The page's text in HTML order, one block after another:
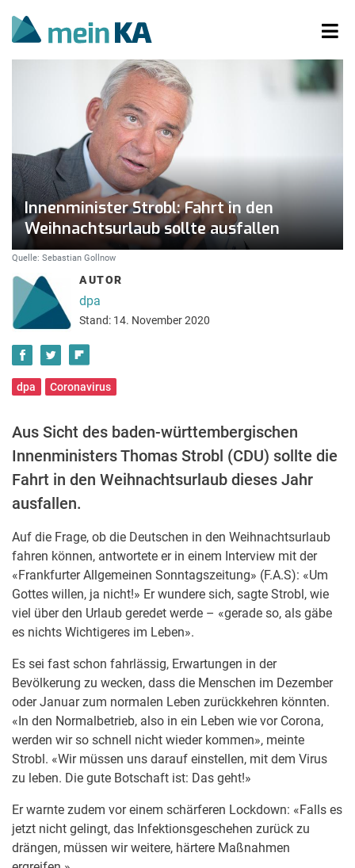
Innenminister Strobl: Fahrt in den
Weihnachtsurlaub sollte ausfallen
Quelle: Sebastian Gollnow
AUTOR
dpa
Stand: 14. November 2020
dpa Coronavirus
Aus Sicht des baden-württembergischen
Innenministers Thomas Strobl (CDU) sollte die
Fahrt in den Weihnachtsurlaub dieses Jahr
ausfallen.
Auf die Frage, ob die Deutschen in den Weihnachtsurlaub
fahren können, antwortete er in einem Interview mit der
«Frankfurter Allgemeinen Sonntagszeitung» (F.A.S): «Um
Gottes willen, ja nicht!» Er wundere sich, sagte Strobl, wie
viel über den Urlaub geredet werde – «gerade so, als gäbe
es nichts Wichtigeres im Leben».
Es sei fast schon fahrlässig, Erwartungen in der
Bevölkerung zu wecken, dass die Menschen im Dezember
oder Januar zum normalen Leben zurückkehren könnten.
«In den Normalbetrieb, also in ein Leben wie vor Corona,
werden wir so schnell nicht wieder kommen», meinte
Strobl. «Wir müssen uns darauf einstellen, mit dem Virus
zu leben. Die gute Botschaft ist: Das geht!»
Er warnte zudem vor einem schärferen Lockdown: «Falls es
jetzt nicht gelingt, das Infektionsgeschehen zurück zu
drängen, müssen wir weitere, härtere Maßnahmen